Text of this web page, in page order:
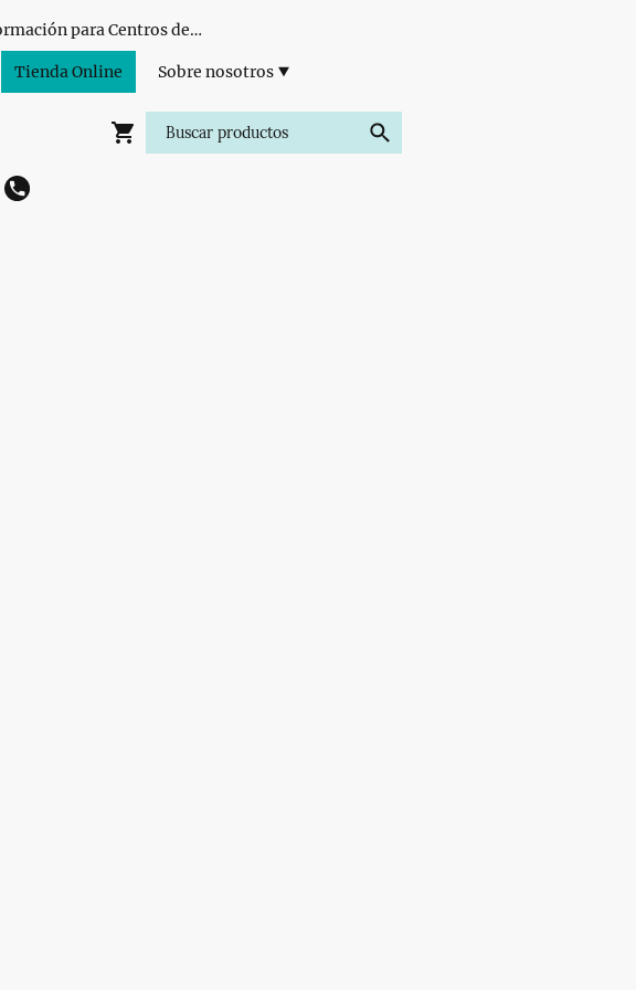
Formación para Centros de Estética
Tienda Online Sobre nosotros